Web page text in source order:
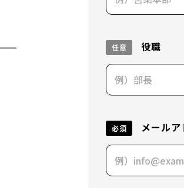
任意 役職
必須 メール